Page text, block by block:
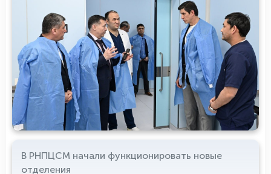
В РНПЦСМ начали функционировать новые
отделения